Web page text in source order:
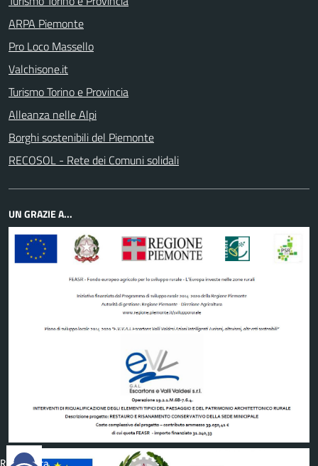
ARPA Piemonte
Pro Loco Massello
Valchisone.it
Turismo Torino e Provincia
Alleanza nelle Alpi
Borghi sostenibili del Piemonte
RECOSOL - Rete dei Comuni solidali
UN GRAZIE A...